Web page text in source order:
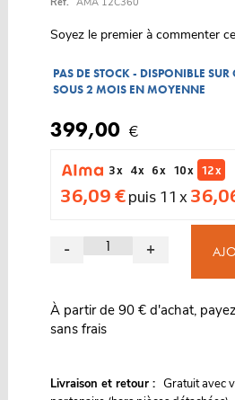
Soyez le premier à commenter
PAS DE STOCK - DISPONIBLE
SOUS 2 MOIS EN MOYENNE
399,00 €
3 x 4 x 6 x 10 x 12 x
36,09 €puis 11 x
- +
À partir de 90 € d'achat,
sans frais
Livraison et retour : Gratuit avec